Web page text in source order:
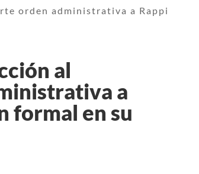
orden administrativa a Rappi
al
a
formal en su